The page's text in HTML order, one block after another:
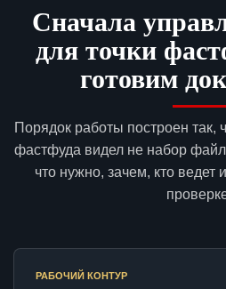
Сначала
для точки
готовим
Порядок работы построен так,
фастфуда видел не набор
что нужно, зачем, кто ведет
РАБОЧИЙ КОНТУР